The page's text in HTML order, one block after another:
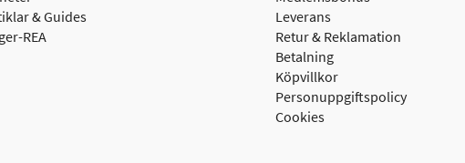
& Guides
REA
Leverans
Retur & Reklamation
Betalning
Köpvillkor
Personuppgiftspolicy
Cookies